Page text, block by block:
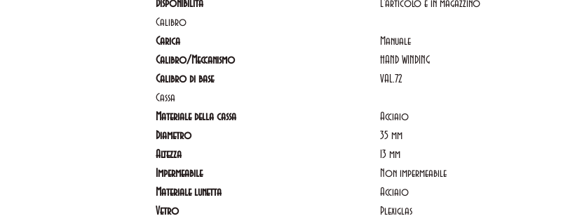
Disponibilità
L'articolo è in magazzino
Calibro
Carica
Manuale
Calibro/Meccanismo
HAND WINDING
Calibro di base
VAL.72
Cassa
Materiale della cassa
Acciaio
Diametro
35 mm
Altezza
13 mm
Impermeabile
Non impermeabile
Materiale lunetta
Acciaio
Vetro
Plexiglas